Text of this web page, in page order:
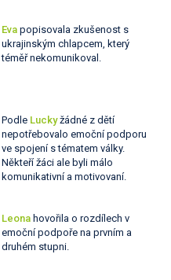
Eva popisovala zkušenost s
ukrajinským chlapcem, který
téměř nekomunikoval.
PodleLuckyžádné z dětí
nepotřebovalo emoční podporu
ve spojení s tématem války.
Někteří žáci ale byli málo
komunikativní a motivovaní.
Leona hovořila o rozdílech v
emoční podpoře na prvním a
druhém stupni.